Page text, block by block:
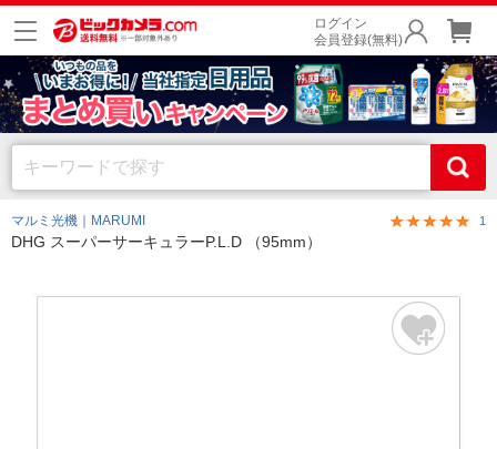
ログイン
会員登録(無料)
マルミ光機｜MARUMI 1
DHG スーパーサーキュラーP.L.D （95mm）